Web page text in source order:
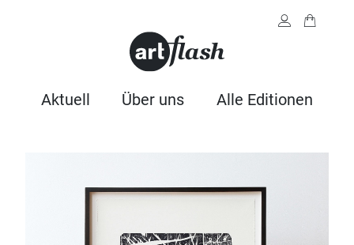
Aktuell Über uns Alle Editionen